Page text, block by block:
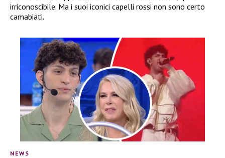
irriconoscibile. Ma i suoi iconici capelli rossi non sono certo
camabiati.
NEWS